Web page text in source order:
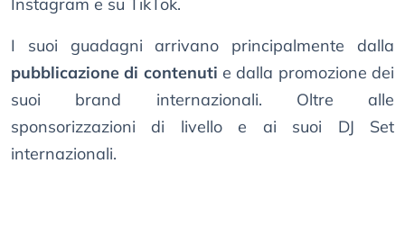
Instagram e su TikTok.
I suoi guadagni arrivano principalmente dalla
pubblicazione di contenuti e dalla promozione dei
suoi brand internazionali. Oltre alle
sponsorizzazioni di livello e ai suoi DJ Set
internazionali.